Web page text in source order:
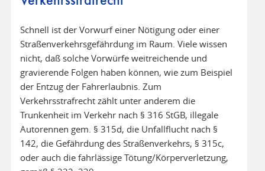
Schnell ist der Vorwurf einer Nötigung oder einer
Straßenverkehrsgefährdung im Raum. Viele wissen
nicht, daß solche Vorwürfe weitreichende und
gravierende Folgen haben können, wie zum Beispiel
der Entzug der Fahrerlaubnis. Zum
Verkehrsstrafrecht zählt unter anderem die
Trunkenheit im Verkehr nach § 316 StGB, illegale
Autorennen gem. § 315d, die Unfallflucht nach §
142, die Gefährdung des Straßenverkehrs, § 315c,
oder auch die fahrlässige Tötung/Körperverletzung,